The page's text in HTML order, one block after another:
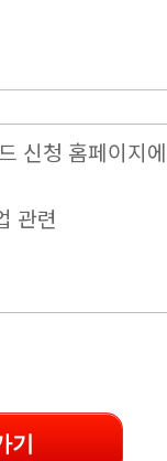
신청 홈페이지
관련